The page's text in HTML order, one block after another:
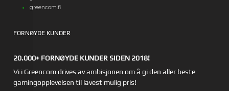
greencom.fi
FORNØYDE KUNDER
20.000+ FORNØYDE KUNDER SIDEN 2018!
Vi i Greencom drives av ambisjonen om å gi den aller beste
gamingopplevelsen til lavest mulig pris!